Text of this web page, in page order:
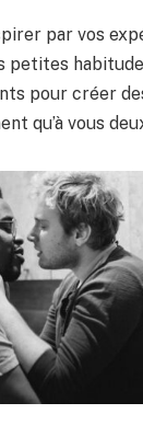
par vos
petites
pour créer
qu’à vous